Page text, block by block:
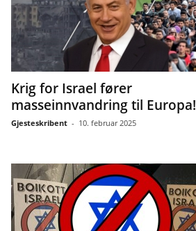
Krig for Israel fører
masseinnvandring til Europa!
Gjesteskribent - 10. februar 2025